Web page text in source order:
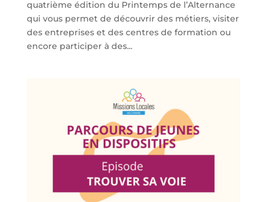
quatrième édition du Printemps de l’Alternance
qui vous permet de découvrir des métiers, visiter
des entreprises et des centres de formation ou
encore participer à des...